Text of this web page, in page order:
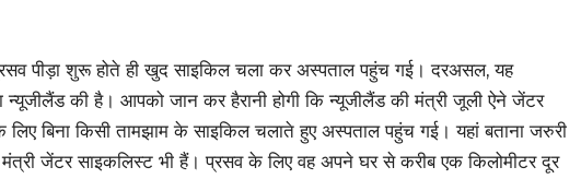
पीड़ा शुरू होते ही खुद साइकिल चला कर अस्पताल पहुंच गई। दरअसल, यह
न्यूजीलैंड की है। आपको जान कर हैरानी होगी कि न्यूजीलैंड की मंत्री जूली ऐने जेंटर
बिना किसी तामझाम के साइकिल चलाते हुए अस्पताल पहुंच गई। यहां बताना जरुरी
मंत्री जेंटर साइकलिस्ट भी हैं। प्रसव के लिए वह अपने घर से करीब एक किलोमीटर दूर